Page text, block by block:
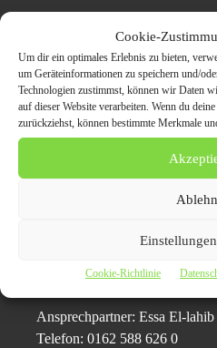
Cookie-
Um dir ein optimales Erlebnis zu bieten,
um Geräteinformationen zu speichern und/
Technologien zustimmst, können wir Daten
auf dieser Website verarbeiten. Wenn du
zurückziehst, können bestimmte Merkmale
Cookie-Richtlinie
entsorgt nach dieser Lieferung
toxischen Bestandteile bei
dass keine schädlichen
Grundwasser gelangen. Somit
alle Seiten dar, Schrott aller
Pressekontaktdaten:
44787 Bochum
Ansprechpartner: Essa El-lahib
Telefon: 0162 588 626 0